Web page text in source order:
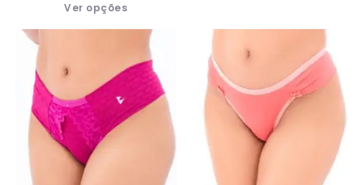
Ver opções